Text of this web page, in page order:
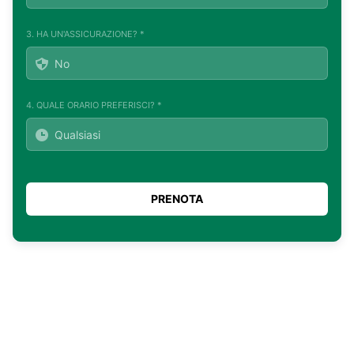
3. HA UN'ASSICURAZIONE? *
4. QUALE ORARIO PREFERISCI? *